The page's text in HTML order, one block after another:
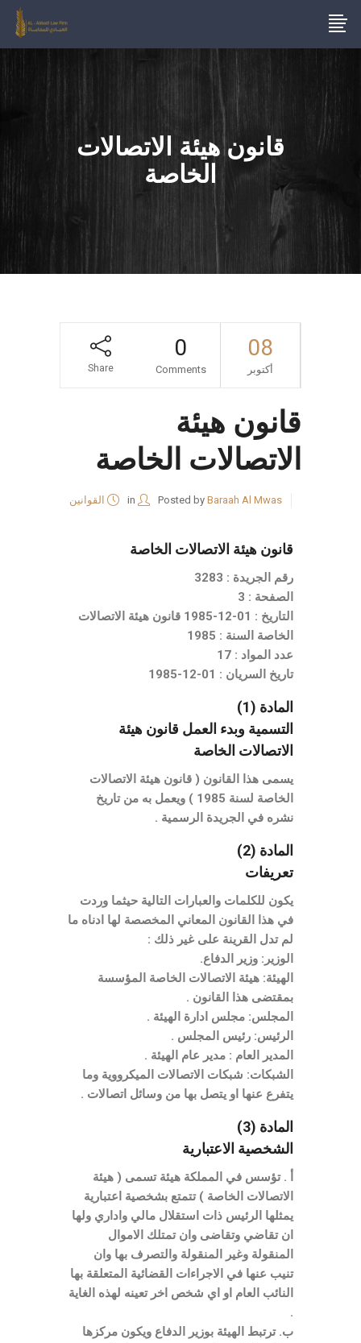
قانون هيئة الاتصالات
الخاصة
08
أكتوبر
0
Comments
Share
قانون هيئة
الاتصالات الخاصة
Posted by Baraah Al Mwas
in القوانين
قانون هيئة الاتصالات الخاصة
رقم الجريدة : 3283
الصفحة : 3
التاريخ : 01-12-1985 قانون هيئة الاتصالات
الخاصة السنة : 1985
عدد المواد : 17
تاريخ السريان : 01-12-1985
المادة (1)
التسمية وبدء العمل قانون هيئة
الاتصالات الخاصة
يسمى هذا القانون ( قانون هيئة الاتصالات
الخاصة لسنة 1985 ) ويعمل به من تاريخ
نشره في الجريدة الرسمية .
المادة (2)
تعريفات
يكون للكلمات والعبارات التالية حيثما وردت
في هذا القانون المعاني المخصصة لها ادناه ما
لم تدل القرينة على غير ذلك :
الوزير: وزير الدفاع.
الهيئة: هيئة الاتصالات الخاصة المؤسسة
بمقتضى هذا القانون .
المجلس: مجلس ادارة الهيئة .
الرئيس: رئيس المجلس .
المدير العام : مدير عام الهيئة .
الشبكات: شبكات الاتصالات الميكرووية وما
يتفرع عنها او يتصل بها من وسائل اتصالات .
المادة (3)
الشخصية الاعتبارية
أ . تؤسس في المملكة هيئة تسمى ( هيئة
الاتصالات الخاصة ) تتمتع بشخصية اعتبارية
يمثلها الرئيس ذات استقلال مالي واداري ولها
ان تقاضي وتقاضى وان تمتلك الاموال
المنقولة وغير المنقولة والتصرف بها وان
تنيب عنها في الاجراءات القضائية المتعلقة بها
النائب العام او اي شخص اخر تعينه لهذه الغاية
.
ب. ترتبط الهيئة بوزير الدفاع ويكون مركزها